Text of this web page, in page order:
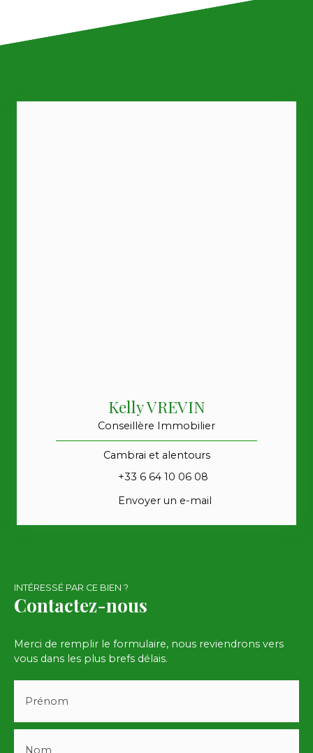
Kelly VREVIN
Conseillère Immobilier
Cambrai et alentours
+33 6 64 10 06 08
Envoyer un e-mail
INTÉRESSÉ PAR CE BIEN ?
Contactez-nous
Merci de remplir le formulaire, nous reviendrons vers
vous dans les plus brefs délais.
Prénom
Nom